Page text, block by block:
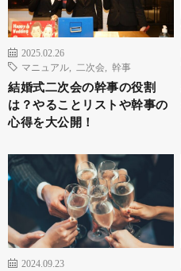
2025.02.26
マニュアル
二次会 幹事
結婚式二次会の幹事の役割
は？やることリストや幹事の
心得を大公開！
2024.09.23